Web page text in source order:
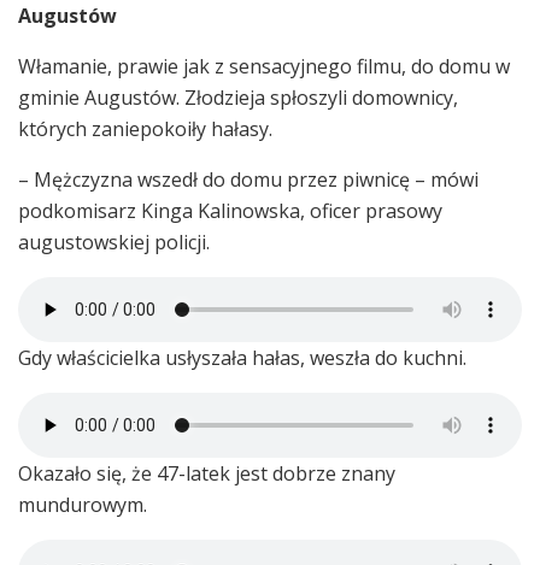
Augustów
Włamanie, prawie jak z sensacyjnego filmu, do domu w
gminie Augustów. Złodzieja spłoszyli domownicy,
których zaniepokoiły hałasy.
– Mężczyzna wszedł do domu przez piwnicę – mówi
podkomisarz Kinga Kalinowska, oficer prasowy
augustowskiej policji.
Gdy właścicielka usłyszała hałas, weszła do kuchni.
Okazało się, że 47-latek jest dobrze znany
mundurowym.